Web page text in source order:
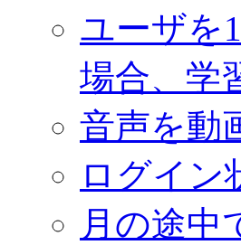
ユーザを
場合、学
音声を動
ログイン
月の途中